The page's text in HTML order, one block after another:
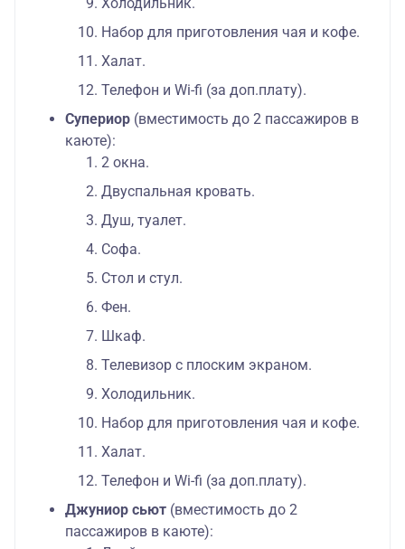
Холодильник.
Набор для приготовления чая и кофе.
Халат.
Телефон и Wi-fi (за доп.плату).
Супериор (вместимость до 2 пассажиров в
каюте):
2 окна.
Двуспальная кровать.
Душ, туалет.
Софа.
Стол и стул.
Фен.
Шкаф.
Телевизор с плоским экраном.
Холодильник.
Набор для приготовления чая и кофе.
Халат.
Телефон и Wi-fi (за доп.плату).
Джуниор сьют (вместимость до 2
пассажиров в каюте):